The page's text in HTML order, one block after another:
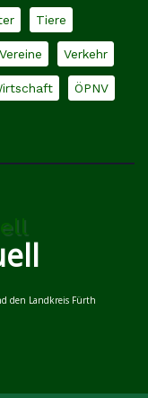
Tiere
Vereine Verkehr
ÖPNV
den Landkreis Fürth